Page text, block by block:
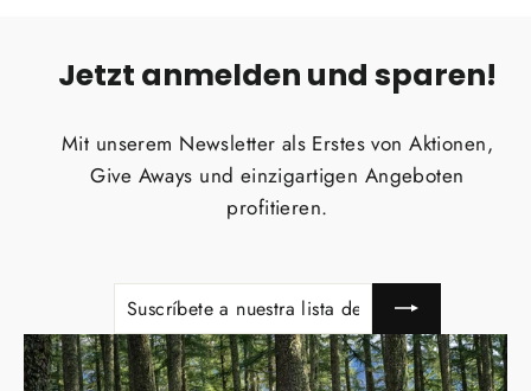
Jetzt anmelden und sparen!
Mit unserem Newsletter als Erstes von Aktionen,
Give Aways und einzigartigen Angeboten
profitieren.
SUSCRÍBETE
A
LISTA
DE
CORREO
SUSCRIBIR